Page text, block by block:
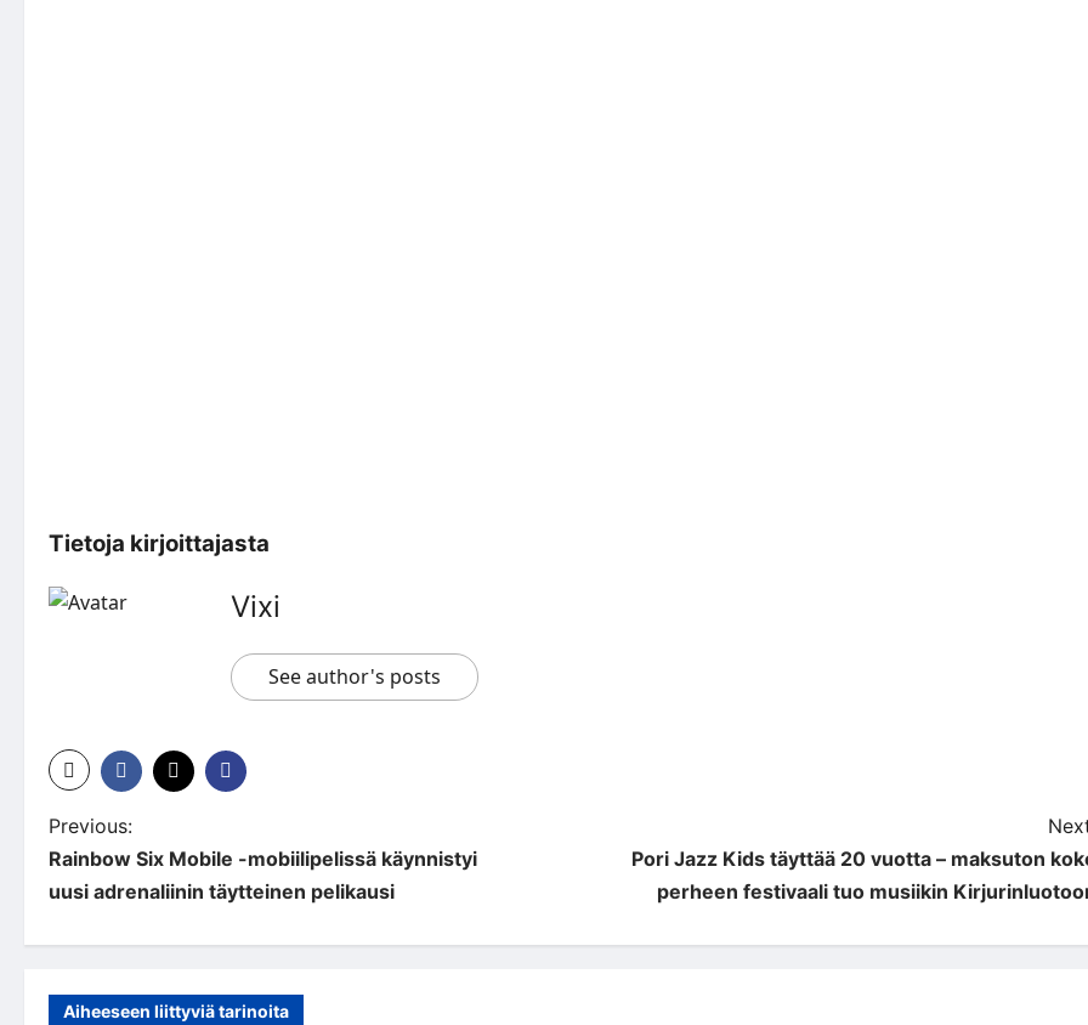
Tietoja kirjoittajasta
Vixi
See author's posts
P
o
n
Previous:
Rainbow Six Mobile -mobiilipelissä käynnistyi
uusi adrenaliinin täytteinen pelikausi
Pori Jazz Kids täyttää 20 vuotta – maksuton
perheen festivaali tuo musiikin
Aiheeseen liittyviä tarinoita